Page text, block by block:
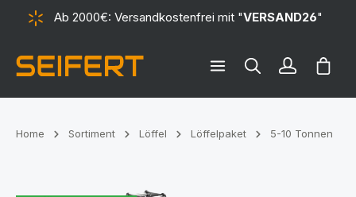
springenAb 2000€: Versandkostenfrei mit "VERSAND26"
Home Sortiment Löffel Löffelpaket 5-10 Tonnen